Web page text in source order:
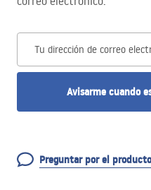
Tu dirección de correo
Avisarme cuando
Preguntar por el producto